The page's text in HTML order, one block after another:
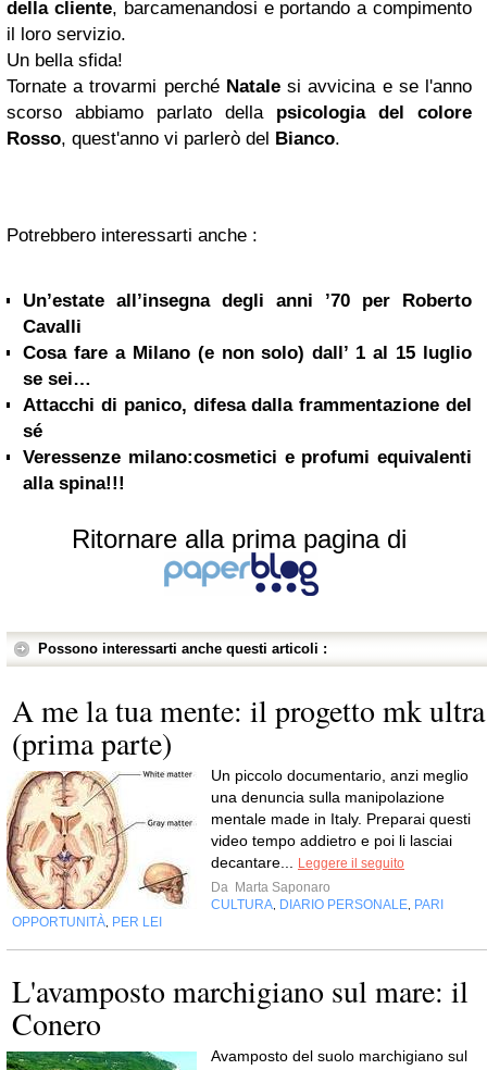
della cliente, barcamenandosi e portando a compimento
il loro servizio.
Un bella sfida!
Tornate a trovarmi perché Natalesi avvicina e se l'anno
scorso abbiamo parlato della psicologia del colore
Rosso, quest'anno vi parlerò del Bianco.
Potrebbero interessarti anche :
Un’estate all’insegna degli anni ’70 per Roberto
Cavalli
Cosa fare a Milano (e non solo) dall’ 1 al 15 luglio
se sei…
Attacchi di panico, difesa dalla frammentazione del
sé
Veressenze milano:cosmetici e profumi equivalenti
alla spina!!!
Ritornare alla prima pagina di
Possono interessarti anche questi articoli :
A me la tua mente: il progetto mk ultra
(prima parte)
Un piccolo documentario, anzi meglio
una denuncia sulla manipolazione
mentale made in Italy. Preparai questi
video tempo addietro e poi li lasciai
decantare...
Leggere il seguito
Da Marta Saponaro
CULTURA DIARIO PERSONALE PARI
OPPORTUNITÀ PER LEI
L'avamposto marchigiano sul mare: il
Conero
Avamposto del suolo marchigiano sul